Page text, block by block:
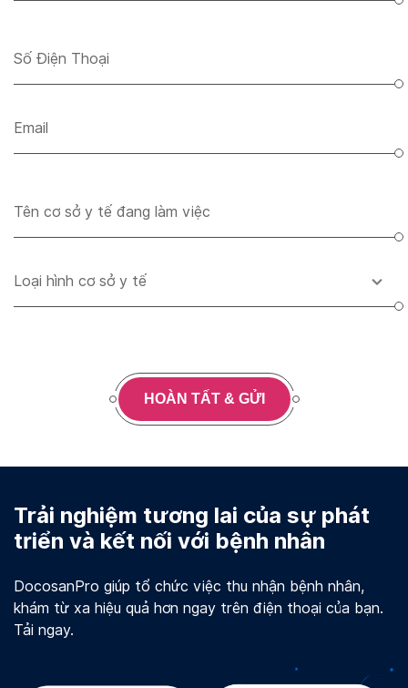
Số Điện Thoại
Email
Tên cơ sở y tế đang làm việc
Loại hình cơ sở y tế
HOÀN TẤT & GỬI
Trải nghiệm tương lai của sự phát
triển và kết nối với bệnh nhân
DocosanPro giúp tổ chức việc thu nhận bệnh nhân,
khám từ xa hiệu quả hơn ngay trên điện thoại của bạn.
Tải ngay.